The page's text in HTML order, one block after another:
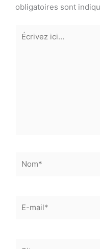
obligatoires sont
Écrivez
ici…
mail*